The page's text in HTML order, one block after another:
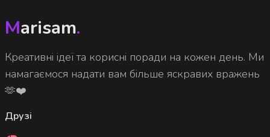
Marisam.
Креативні ідеї та корисні поради на кожен день. Ми
намагаємося надати вам більше яскравих вражень
🫶❤️
Друзі